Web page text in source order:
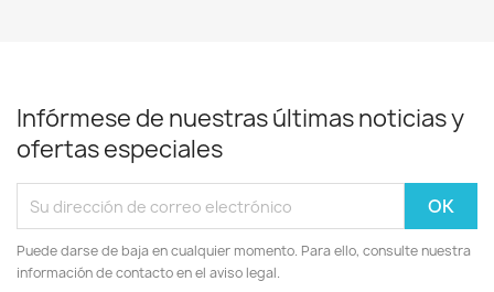
Infórmese de nuestras últimas noticias y
ofertas especiales
Puede darse de baja en cualquier momento. Para ello, consulte nuestra
información de contacto en el aviso legal.